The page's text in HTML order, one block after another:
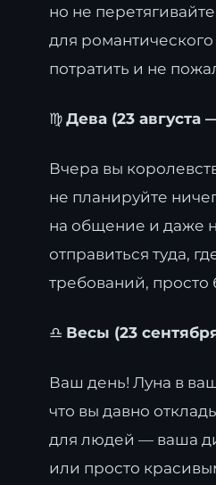
но не
для
потратить и не
♍Дева (23 августа
Вчера вы
не планируйте
на общение и даже
отправиться туда,
требований, просто
♎ Весы (23
Ваш день! Луна в
что вы давно
для людей — ваша
или просто